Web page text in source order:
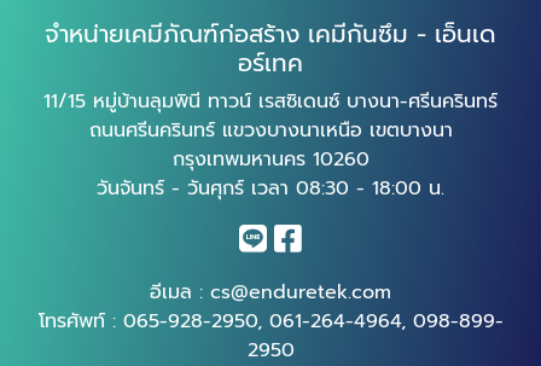
จำหน่ายเคมีภัณฑ์ก่อสร้าง เคมีกันซึม - เอ็นเด
อร์เทค
11/15 หมู่บ้านลุมพินี ทาวน์ เรสซิเดนซ์ บางนา-ศรีนครินทร์
ถนนศรีนครินทร์ แขวงบางนาเหนือ เขตบางนา
กรุงเทพมหานคร 10260
วันจันทร์ - วันศุกร์ เวลา 08:30 - 18:00 น.
อีเมล : cs@enduretek.com
โทรศัพท์ : 065-928-2950, 061-264-4964, 098-899-
2950